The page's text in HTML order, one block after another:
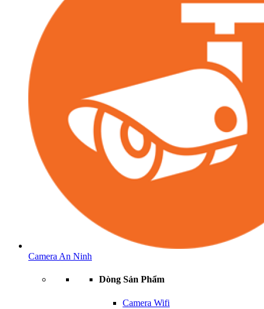
Camera An Ninh
Dòng Sản Phẩm
Camera Wifi